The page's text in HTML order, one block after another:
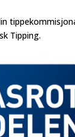
Tipping.